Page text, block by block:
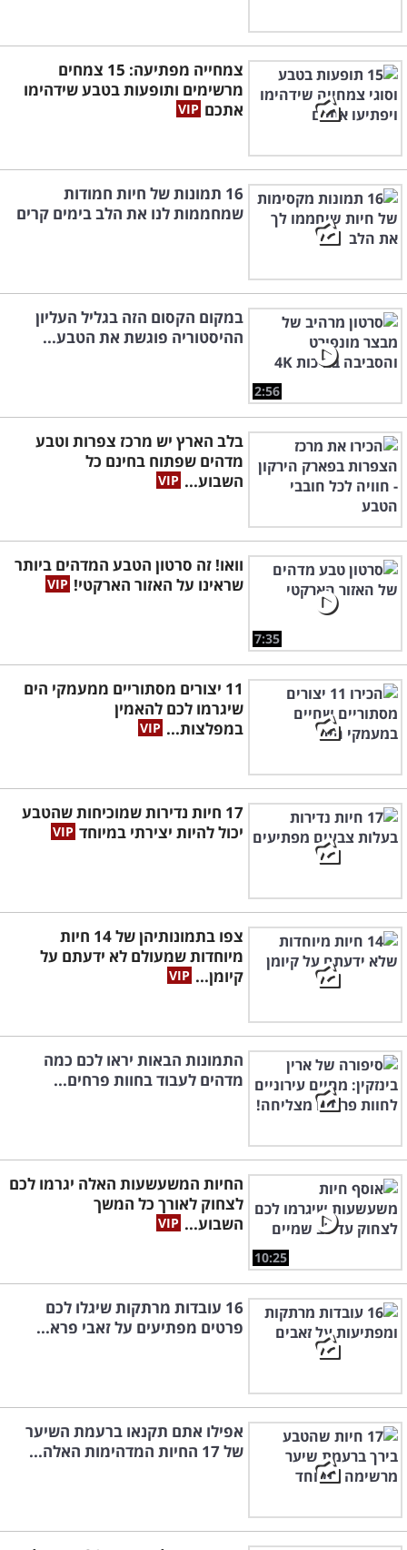
צמחייה מפתיעה: 15 צמחים
מרשימים ותופעות בטבע שידהימו
אתכם
16 תמונות של חיות חמודות
שמחממות לנו את הלב בימים קרים
2:56
במקום הקסום הזה בגליל העליון
ההיסטוריה פוגשת את הטבע...
בלב הארץ יש מרכז צפרות וטבע
מדהים שפתוח בחינם כל
השבוע...
7:35
וואו! זה סרטון הטבע המדהים ביותר
שראינו על האזור הארקטי!
11 יצורים מסתוריים ממעמקי הים
שיגרמו לכם להאמין
במפלצות...
17 חיות נדירות שמוכיחות שהטבע
יכול להיות יצירתי במיוחד
צפו בתמונותיהן של 14 חיות
מיוחדות שמעולם לא ידעתם על
קיומן...
התמונות הבאות יראו לכם כמה
מדהים לעבוד בחוות פרחים...
10:25
החיות המשעשעות האלה יגרמו לכם
לצחוק לאורך כל המשך
השבוע...
16 עובדות מרתקות שיגלו לכם
פרטים מפתיעים על זאבי פרא...
אפילו אתם תקנאו ברעמת השיער
של 17 החיות המדהימות האלה...